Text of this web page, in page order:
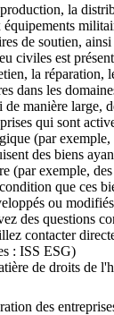
la
de soutien,
civiles est
la réparation,
dans les
de manière large,
qui sont
(par exemple,
des biens
(par exemple,
que ces
ou
des questions
contacter
: ISS ESG)
de droits de
des